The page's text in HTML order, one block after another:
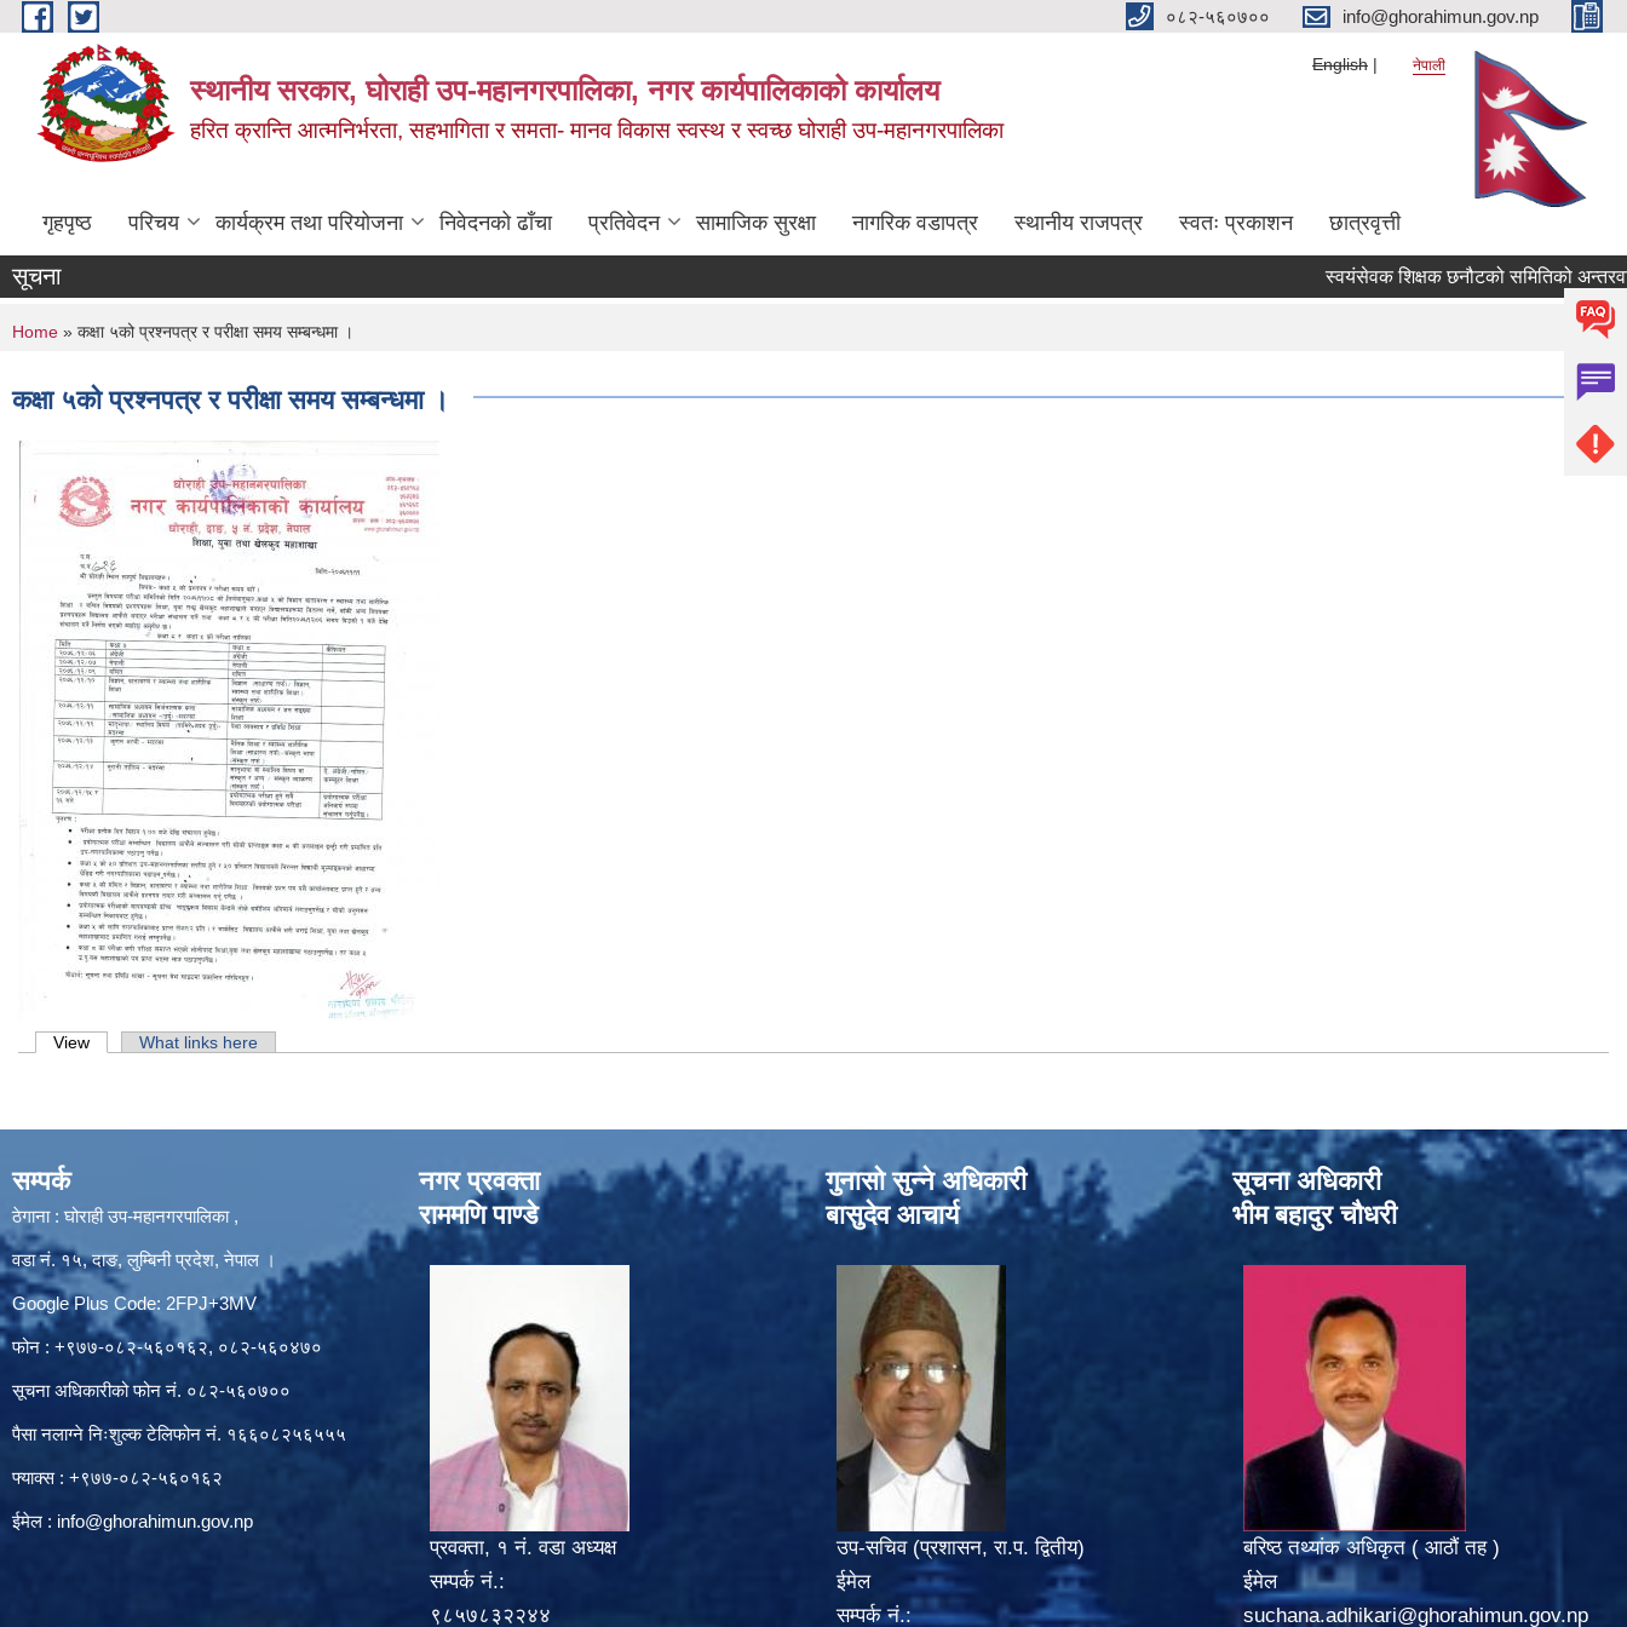
Skip to main content ०८२-५६०७०० info@ghorahimun.gov.np
स्थानीय सरकार, घोराही उप-महानगरपालिका, नगर कार्यपालिकाको कार्यालय
हरित क्रान्ति आत्मनिर्भरता, सहभागिता र समता- मानव विकास स्वस्थ र स्वच्छ घोराही उप-महानगरपालिका
English नेपाली
गृहपृष्ठ परिचय कार्यक्रम तथा परियोजना निवेदनको ढाँचा प्रतिवेदन सामाजिक सुरक्षा नागरिक वडापत्र स्थानीय राजपत्र स्वतः प्रकाशन छात्रवृत्ती
सूचना स्वयंसेवक शिक्षक छनौटको समितिको
You are here
Home » कक्षा ५को प्रश्नपत्र र परीक्षा समय सम्बन्धमा ।
कक्षा ५को प्रश्नपत्र र परीक्षा समय सम्बन्धमा ।
Primary tabs
View (active tab)What links here
सम्पर्क
ठेगाना : घोराही उप-महानगरपालिका ,
वडा नं. १५, दाङ, लुम्बिनी प्रदेश, नेपाल ।
Google Plus Code: 2FPJ+3MV
फोन : +९७७-०८२-५६०१६२, ०८२-५६०४७०
सूचना अधिकारीको फोन नं. ०८२-५६०७००
पैसा नलाग्ने निःशुल्क टेलिफोन नं. १६६०८२५६५५५
फ्याक्स : +९७७-०८२-५६०१६२
ईमेल : info@ghorahimun.gov.np
नगर प्रवक्ता
राममणि पाण्डे
प्रवक्ता, १ नं. वडा अध्यक्ष
सम्पर्क नं.:
९८५७८३२२४४
गुनासो सुन्‍ने अधिकारी
बासुदेव आचार्य
उप-सचिव (प्रशासन, रा.प. द्वितीय)
ईमेल
सम्पर्क नं.:
सूचना अधिकारी
भीम बहादुर चौधरी
बरिष्ठ तथ्यांक अधिकृत ( आठौं तह )
ईमेल
suchana.adhikari@ghorahimun.gov.np